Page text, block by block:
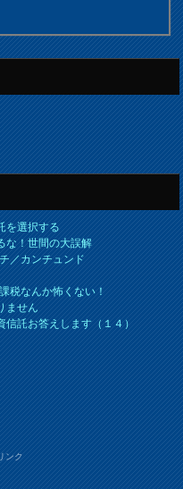
を選択する
な！世間の大誤解
／カンチュンド
税なんか怖くない！
ません
信託お答えします（１４）
ンク